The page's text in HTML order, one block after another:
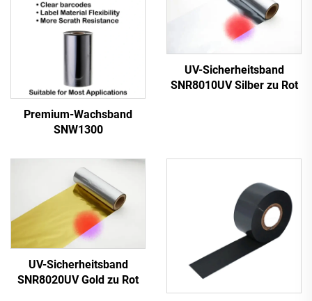
Premium-Wachsband
SNW1300
UV-Sicherheitsband
SNR8010UV Silber zu Rot
UV-Sicherheitsband
SNR8020UV Gold zu Rot